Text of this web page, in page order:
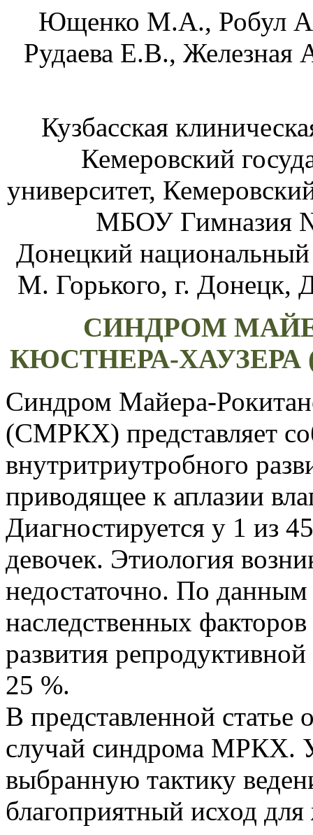
Ющенко М.А., Робул
Рудаева Е.В.,
Кузбасская
Кемеровский
университет,
МБОУ Гимназия
Донецкий
М. Горького, г. Донецк,
СИНДРОМ
КЮСТНЕРА-
Синдром Майера-
(СМРКХ) представляет
внутритриутробного
приводящее к аплазии
Диагностируется у 1 из
девочек. Этиология
недостаточно. По
наследственных
развития
25 %.
В представленной
случай синдрома МРКХ.
выбранную тактику
благоприятный исход